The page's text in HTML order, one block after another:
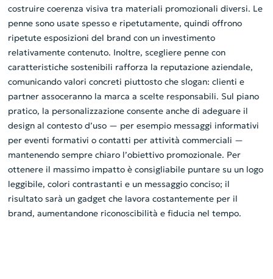
costruire coerenza visiva tra materiali promozionali diversi. Le
penne sono usate spesso e ripetutamente, quindi offrono
ripetute esposizioni del brand con un investimento
relativamente contenuto. Inoltre, scegliere penne con
caratteristiche sostenibili rafforza la reputazione aziendale,
comunicando valori concreti piuttosto che slogan: clienti e
partner assoceranno la marca a scelte responsabili. Sul piano
pratico, la personalizzazione consente anche di adeguare il
design al contesto d’uso — per esempio messaggi informativi
per eventi formativi o contatti per attività commerciali —
mantenendo sempre chiaro l’obiettivo promozionale. Per
ottenere il massimo impatto è consigliabile puntare su un logo
leggibile, colori contrastanti e un messaggio conciso; il
risultato sarà un gadget che lavora costantemente per il
brand, aumentandone riconoscibilità e fiducia nel tempo.